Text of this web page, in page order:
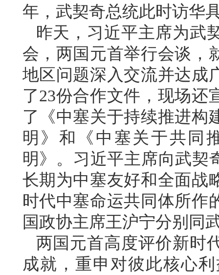
年，武契奇总统此时访华
昨天，习近平主席为武
会，两国元首举行会谈，
地区问题深入交流并达成
了23份合作文件，现场还
了《中塞关于持续推进构
明》和《中塞关于共同
明》。习近平主席向武契
长期为中塞友好和全面战
时代中塞命运共同体所作
国政协主席王沪宁分别同
两国元首高度评价新时
成就，重申对彼此核心